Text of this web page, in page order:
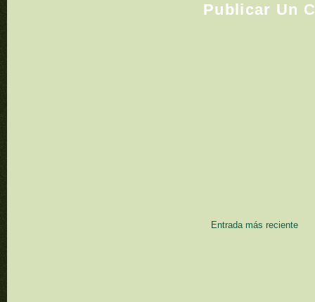
Publicar Un
Entrada más reciente